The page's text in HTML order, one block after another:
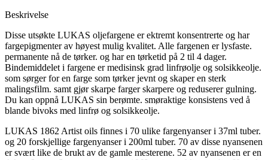
Beskrivelse
Disse utsøkte LUKAS oljefargene er ektremt konsentrerte og har
fargepigmenter av høyest mulig kvalitet. Alle fargenen er lysfaste.
permanente nå de tørker. og har en tørketid på 2 til 4 dager.
Bindemiddelet i fargene er medisinsk grad linfrøolje og solsikkeolje.
som sørger for en farge som tørker jevnt og skaper en sterk
malingsfilm. samt gjør skarpe farger skarpere og reduserer gulning.
Du kan oppnå LUKAS sin berømte. smøraktige konsistens ved å
blande bivoks med linfrø og solsikkeolje.
LUKAS 1862 Artist oils finnes i 70 ulike fargenyanser i 37ml tuber.
og 20 forskjellige fargenyanser i 200ml tuber. 70 av disse nyansenen
er svært like de brukt av de gamle mesterene. 52 av nyansenen er en